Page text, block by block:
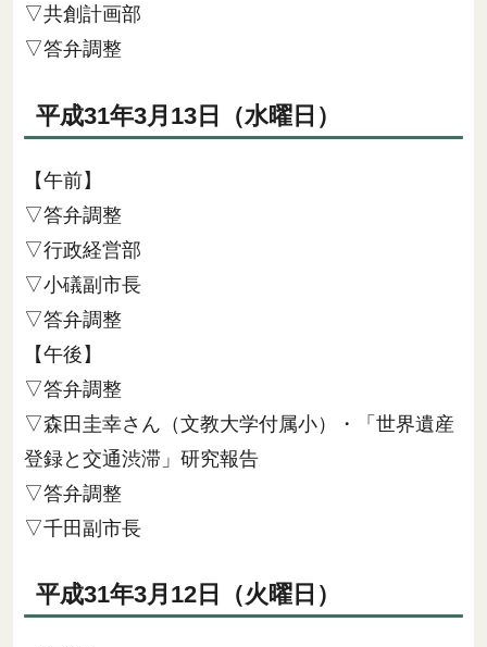
▽共創計画部
▽答弁調整
平成31年3月13日（水曜日）
【午前】
▽答弁調整
▽行政経営部
▽小礒副市長
▽答弁調整
【午後】
▽答弁調整
▽森田圭幸さん（文教大学付属小）・「世界遺産
登録と交通渋滞」研究報告
▽答弁調整
▽千田副市長
平成31年3月12日（火曜日）